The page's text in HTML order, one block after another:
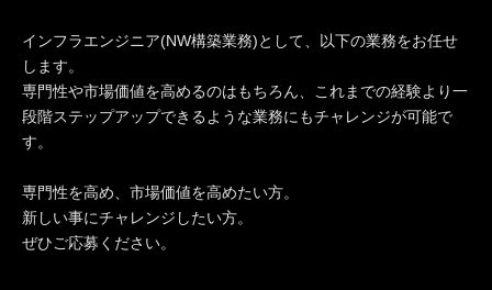
インフラエンジニア(NW構築業務)として、以下の業務をお任せ
します。
専門性や市場価値を高めるのはもちろん、これまでの経験より一
段階ステップアップできるような業務にもチャレンジが可能で
す。
専門性を高め、市場価値を高めたい方。
新しい事にチャレンジしたい方。
ぜひご応募ください。